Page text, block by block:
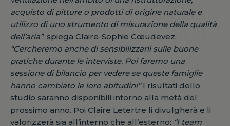
acquisto di pitture o prodotti di origine naturale e
utilizzo di uno strumento di misurazione della qualità
dell’aria”, spiega Claire-Sophie Cœudevez.
“Cercheremo anche di sensibilizzarli sulle buone
pratiche durante le interviste. Poi faremo una
sessione di bilancio per vedere se queste famiglie
hanno cambiato le loro abitudini”I risultati dello
studio saranno disponibili intorno alla metà del
prossimo anno. Poi Claire Letertre li divulgherà e li
valorizzerà sia all’interno che all’esterno: “I team